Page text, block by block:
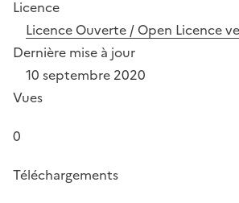
Licence
Licence Ouverte / Open Licence
Dernière mise à jour
10 septembre 2020
Vues
0
Téléchargements